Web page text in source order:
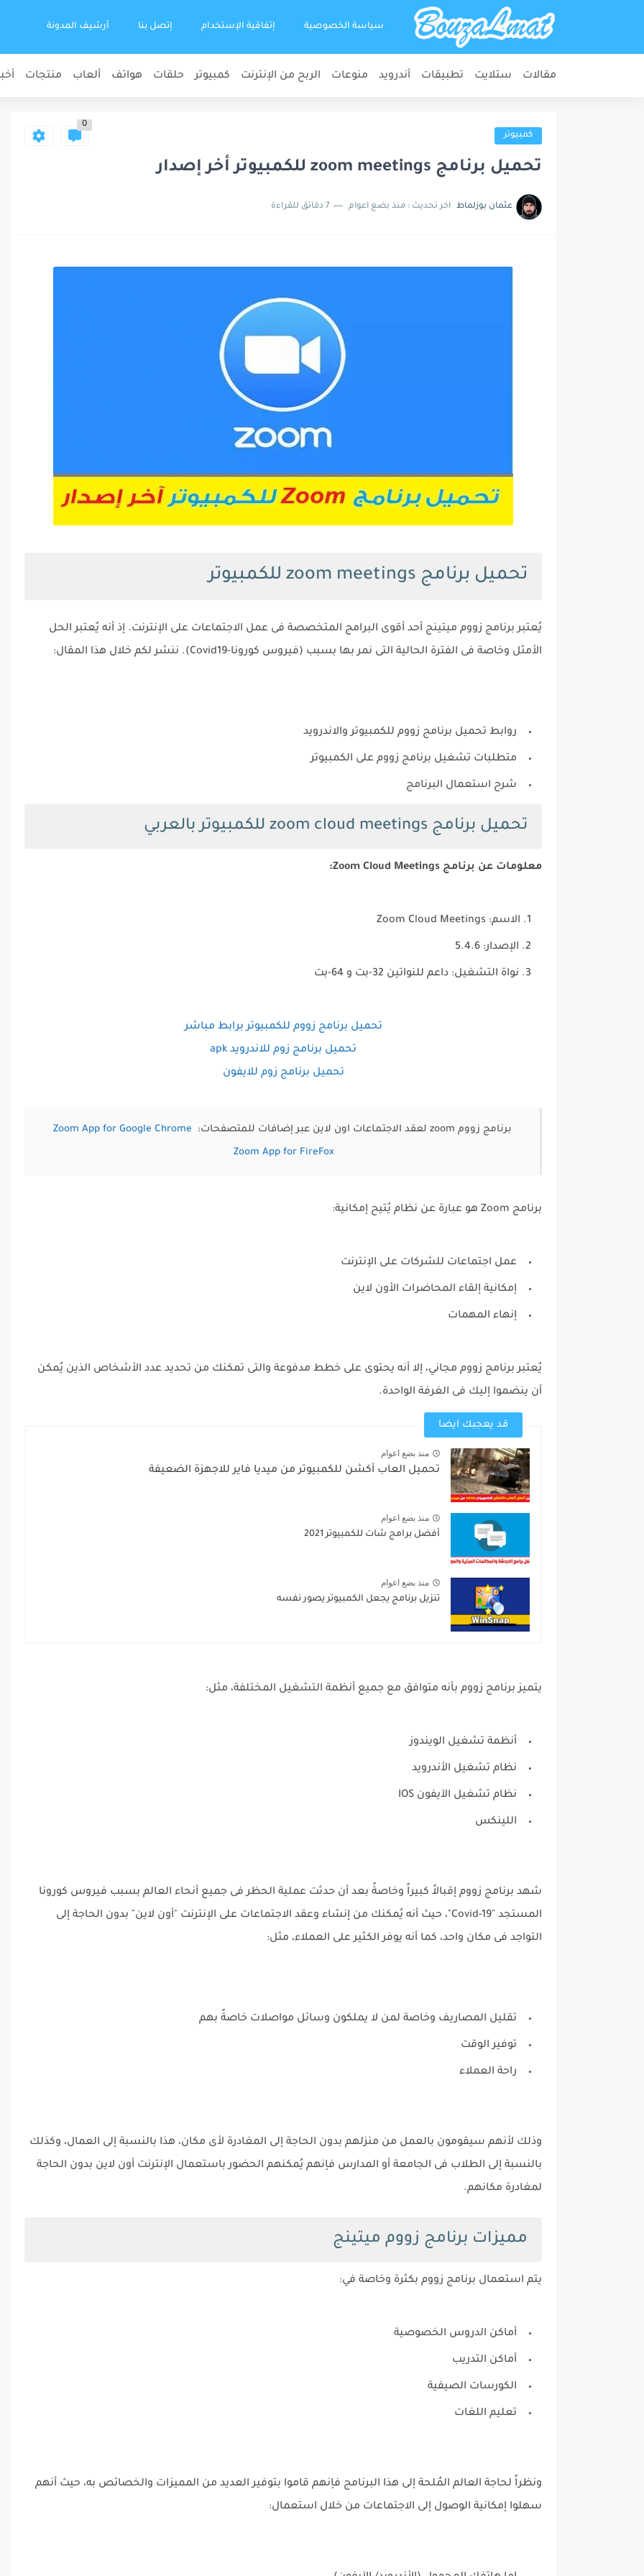
سياسة الخصوصية إتفاقية الإستخدام إتصل بنا أرشيف المدونة
مقالات ستلايت تطبيقات أندرويد منوعات الربح من الإنترنت كمبيوتر حلقات هواتف ألعاب منتجات
كمبيوتر
0
تحميل برنامج zoom meetings للكمبيوتر أخر إصدار
عثمان بوزلماط اخر تحديث : منذ بضع اعوام 7 دقائق للقراءة
تحميل برنامج zoom meetings للكمبيوتر
يُعتبر برنامج زووم ميتينج أحد أقوى البرامج المتخصصة فى عمل الاجتماعات على الإنترنت. إذ أنه يُعتبر الحل
الأمثل وخاصة فى الفترة الحالية التى نمر بها بسبب (فيروس كورونا-Covid19). ننشر لكم خلال هذا المقال:
روابط تحميل برنامج زووم للكمبيوتر والاندرويد
متطلبات تشغيل برنامج زووم على الكمبيوتر
شرح استعمال البرنامج
تحميل برنامج zoom cloud meetings للكمبيوتر بالعربي
معلومات عن برنامج Zoom Cloud Meetings:
الاسم: Zoom Cloud Meetings
الإصدار: 5.4.6
نواة التشغيل: داعم للنواتين 32-بت و 64-بت
تحميل برنامج زووم للكمبيوتر برابط مباشر
تحميل برنامج زوم للاندرويد apk
تحميل برنامج زوم للايفون
برنامج زووم zoom لعقد الاجتماعات اون لاين عبر إضافات للمتصفحات: Zoom App for Google Chrome
Zoom App for FireFox
برنامج Zoom هو عبارة عن نظام يُتيح إمكانية:
عمل اجتماعات للشركات على الإنترنت
إمكانية إلقاء المحاضرات الأون لاين
إنهاء المهمات
يُعتبر برنامج زووم مجاني، إلا أنه يحتوى على خطط مدفوعة والتى تمكنك من تحديد عدد الأشخاص الذين يُمكن
أن ينضموا إليك فى الغرفة الواحدة.
قد يعجبك ايضا
منذ بضع اعوام
تحميل العاب أكشن للكمبيوتر من ميديا فاير للاجهزة الضعيفة
منذ بضع اعوام
أفضل برامج شات للكمبيوتر 2021
منذ بضع اعوام
تنزيل برنامج يجعل الكمبيوتر يصور نفسه
يتميز برنامج زووم بأنه متوافق مع جميع أنظمة التشغيل المختلفة، مثل:
أنظمة تشغيل الويندوز
نظام تشغيل الأندرويد
نظام تشغيل الآيفون IOS
اللينكس
شهد برنامج زووم إقبالاً كبيراً وخاصةً بعد أن حدثت عملية الحظر فى جميع أنحاء العالم بسبب فيروس كورونا
المستجد "Covid-19"، حيث أنه يُمكنك من إنشاء وعقد الاجتماعات على الإنترنت "أون لاين" بدون الحاجة إلى
التواجد فى مكان واحد، كما أنه يوفر الكثير على العملاء، مثل:
تقليل المصاريف وخاصة لمن لا يملكون وسائل مواصلات خاصةً بهم
توفير الوقت
راحة العملاء
وذلك لأنهم سيقومون بالعمل من منزلهم بدون الحاجة إلى المغادرة لأى مكان، هذا بالنسبة إلى العمال، وكذلك
بالنسبة إلى الطلاب فى الجامعة أو المدارس فإنهم يُمكنهم الحضور باستعمال الإنترنت أون لاين بدون الحاجة
لمغادرة مكانهم.
مميزات برنامج زووم ميتينج
يتم استعمال برنامج زووم بكثرة وخاصة في:
أماكن الدروس الخصوصية
أماكن التدريب
الكورسات الصيفية
تعليم اللغات
ونظراً لحاجة العالم المُلحة إلى هذا البرنامج فإنهم قاموا بتوفير العديد من المميزات والخصائص به، حيث أنهم
سهلوا إمكانية الوصول إلى الاجتماعات من خلال استعمال: